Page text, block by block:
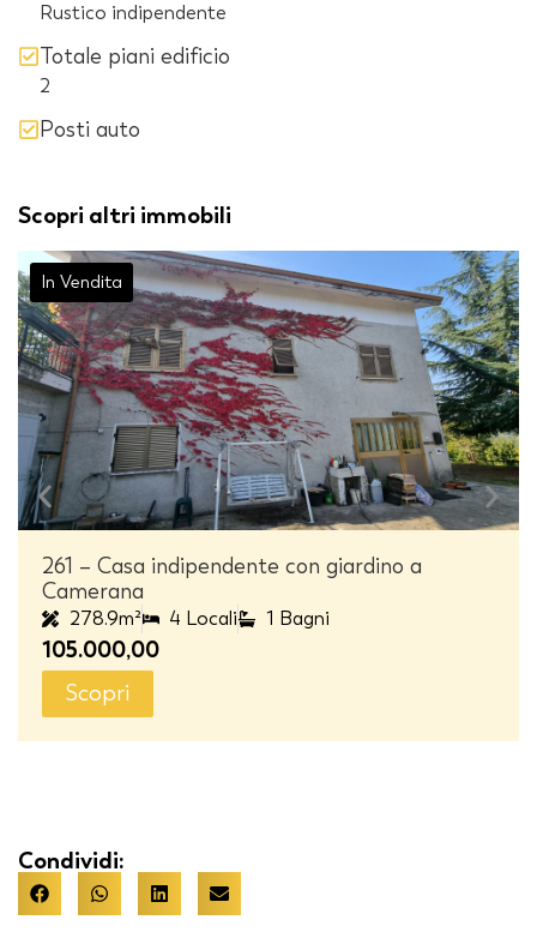
Rustico indipendente
Totale piani edificio
2
Posti auto
Scopri altri immobili
In Vendita
261 – Casa indipendente con giardino a
Camerana
278.9m² 4 Locali 1 Bagni
105.000,00
Scopri
Condividi: